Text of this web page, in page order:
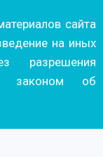
сайта
на иных
разрешения
законом об